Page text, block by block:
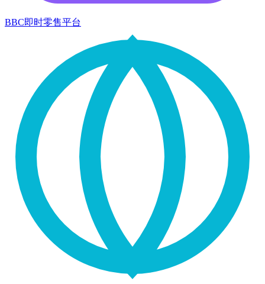
BBC即时零售平台